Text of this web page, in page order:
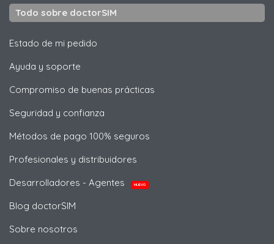
Todo sobre doctorSIM
Estado de mi pedido
Ayuda y soporte
Compromiso de buenas prácticas
Seguridad y confianza
Métodos de pago 100% seguros
Profesionales y distribuidores
Desarrolladores - Agentes
NUEVO
Blog doctorSIM
Sobre nosotros